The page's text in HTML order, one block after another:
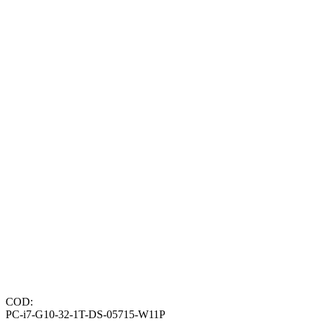
COD:
PC-i7-G10-32-1T-DS-05715-W11P